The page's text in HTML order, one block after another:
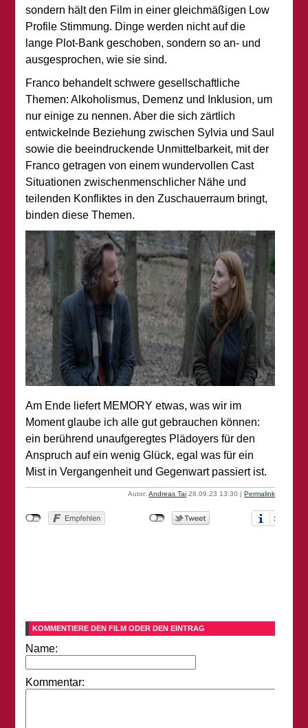
sondern hält den Film in einer gleichmäßigen Low
Profile Stimmung. Dinge werden nicht auf die
lange Plot-Bank geschoben, sondern so an- und
ausgesprochen, wie sie sind.
Franco behandelt schwere gesellschaftliche
Themen: Alkoholismus, Demenz und Inklusion, um
nur einige zu nennen. Aber die sich zärtlich
entwickelnde Beziehung zwischen Sylvia und Saul
sowie die beeindruckende Unmittelbarkeit, mit der
Franco getragen von einem wundervollen Cast
Situationen zwischenmenschlicher Nähe und
teilenden Konfliktes in den Zuschauerraum bringt,
binden diese Themen.
Am Ende liefert MEMORY etwas, was wir im
Moment glaube ich alle gut gebrauchen können:
ein berührend unaufgeregtes Plädoyers für den
Anspruch auf ein wenig Glück, egal was für ein
Mist in Vergangenheit und Gegenwart passiert ist.
Autor:Andreas Tai 28.09.23 13:30 |Permalink
KOMMENTIERE DEN FILM ODER DEN EINTRAG
Name:
Kommentar: